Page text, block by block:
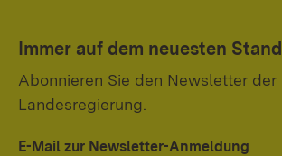
Immer auf dem neuesten Stand
Abonnieren Sie den Newsletter der
Landesregierung.
E-Mail zur Newsletter-Anmeldung